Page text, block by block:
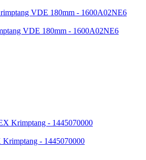
VDE 180mm - 1600A02NE6
- 1445070000